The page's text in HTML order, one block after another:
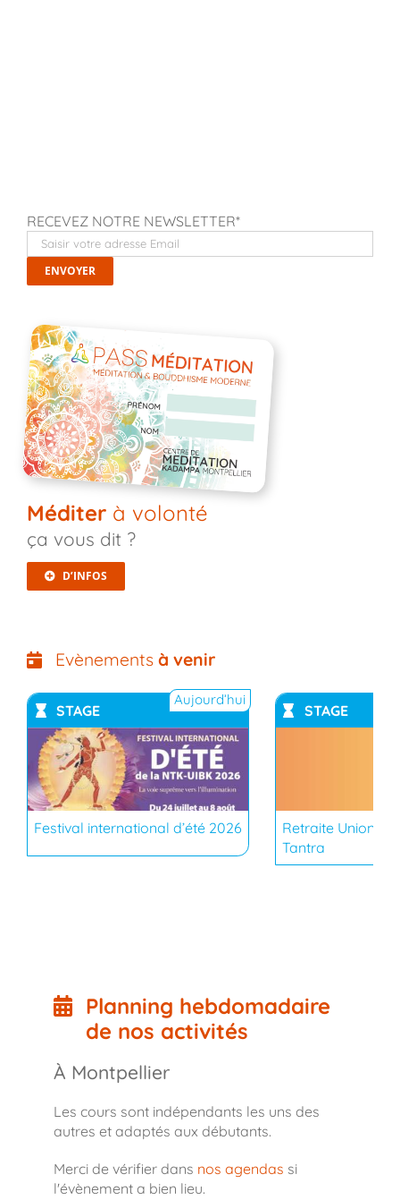
RECEVEZ NOTRE NEWSLETTER*
Méditerà volonté
ça vous dit ?
D’INFOS
Evènements à venir
STAGE
Aujourd’hui
Festival international d’été 2026
STAGE
Retraite Union
Tantra
Planning hebdomadaire
de nos activités
À Montpellier
Les cours sont indépendants les uns des
autres et adaptés aux débutants.
Merci de vérifier dans nos agendas si
l'évènement a bien lieu.